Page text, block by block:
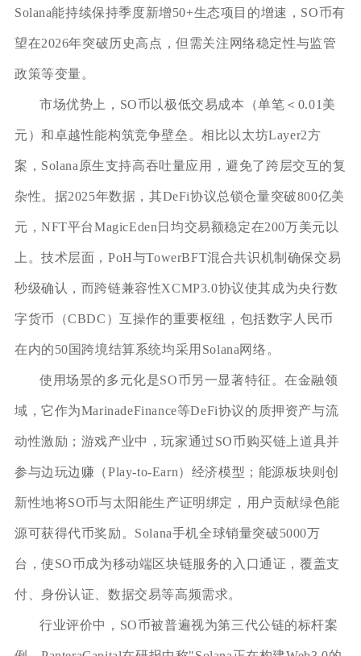
Solana能持续保持季度新增50+生态项目的增速，SO币有
望在2026年突破历史高点，但需关注网络稳定性与监管
政策等变量。
市场优势上，SO币以极低交易成本（单笔＜0.01美
元）和卓越性能构筑竞争壁垒。相比以太坊Layer2方
案，Solana原生支持高吞吐量应用，避免了跨层交互的复
杂性。据2025年数据，其DeFi协议总锁仓量突破800亿美
元，NFT平台MagicEden日均交易额稳定在200万美元以
上。技术层面，PoH与TowerBFT混合共识机制确保交易
秒级确认，而跨链兼容性XCMP3.0协议使其成为央行数
字货币（CBDC）互操作的重要枢纽，包括数字人民币
在内的50国跨境结算系统均采用Solana网络。
使用场景的多元化是SO币另一显著特征。在金融领
域，它作为MarinadeFinance等DeFi协议的质押资产与流
动性激励；游戏产业中，玩家通过SO币购买链上道具并
参与边玩边赚（Play-to-Earn）经济模型；能源板块则创
新性地将SO币与太阳能生产证明绑定，用户贡献绿色能
源可获得代币奖励。Solana手机全球销量突破5000万
台，使SO币成为移动端区块链服务的入口通证，覆盖支
付、身份认证、数据交易等高频需求。
行业评价中，SO币被普遍视为第三代公链的标杆案